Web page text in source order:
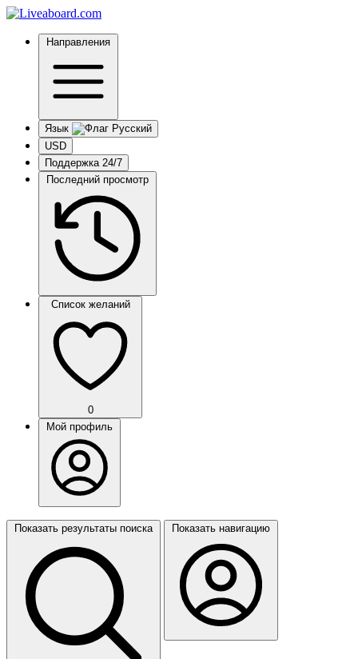
Направления
Язык
USD
Поддержка 24/7
Последний просмотр
Список желаний
0
Мой профиль
Показать результаты поиска Показать навигацию